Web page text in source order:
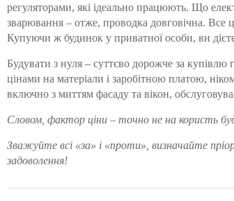
регуляторами, які ідеально працюють. Що
зварювання – отже, проводка довговічна. Все
Купуючи ж будинок у приватної особи, ви
Будувати з нуля – суттєво дорожче за купівлю
цінами на матеріали і заробітною платою,
включно з миттям фасаду та вікон,
Словом, фактор ціни – точно не на користь
Зважуйте всі «за» і «проти», визначайте
задоволення!